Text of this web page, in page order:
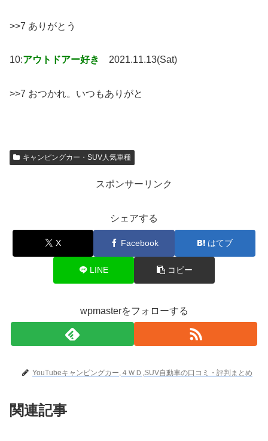
>>7 ありがとう
10:アウトドアー好き 2021.11.13(Sat)
>>7 おつかれ。いつもありがと
キャンピングカー・SUV人気車種
スポンサーリンク
シェアする
X Facebook はてブ
LINE コピー
wpmasterをフォローする
YouTubeキャンピングカー,４ＷＤ,SUV自動車の口コミ・評判まとめ
関連記事